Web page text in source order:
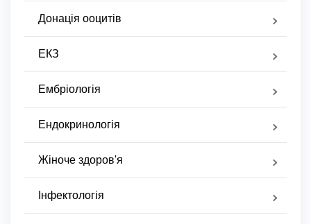
Донація ооцитів
ЕКЗ
Ембріологія
Ендокринологія
Жіноче здоров'я
Інфектологія